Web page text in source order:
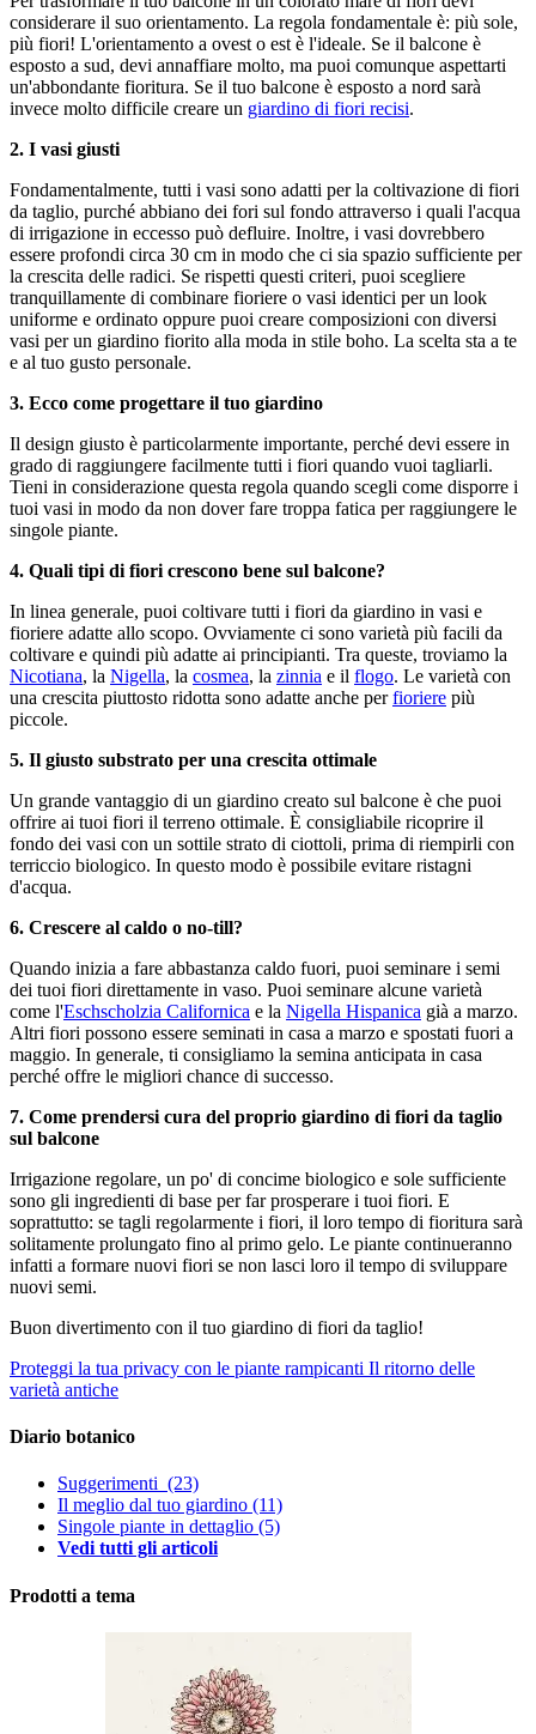
considerare il suo orientamento. La regola fondamentale è: più sole,
più fiori! L'orientamento a ovest o est è l'ideale. Se il balcone è
esposto a sud, devi annaffiare molto, ma puoi comunque aspettarti
un'abbondante fioritura. Se il tuo balcone è esposto a nord sarà
invece molto difficile creare un giardino di fiori recisi.
2. I vasi giusti
Fondamentalmente, tutti i vasi sono adatti per la coltivazione di fiori
da taglio, purché abbiano dei fori sul fondo attraverso i quali l'acqua
di irrigazione in eccesso può defluire. Inoltre, i vasi dovrebbero
essere profondi circa 30 cm in modo che ci sia spazio sufficiente per
la crescita delle radici. Se rispetti questi criteri, puoi scegliere
tranquillamente di combinare fioriere o vasi identici per un look
uniforme e ordinato oppure puoi creare composizioni con diversi
vasi per un giardino fiorito alla moda in stile boho. La scelta sta a te
e al tuo gusto personale.
3. Ecco come progettare il tuo giardino
Il design giusto è particolarmente importante, perché devi essere in
grado di raggiungere facilmente tutti i fiori quando vuoi tagliarli.
Tieni in considerazione questa regola quando scegli come disporre i
tuoi vasi in modo da non dover fare troppa fatica per raggiungere le
singole piante.
4. Quali tipi di fiori crescono bene sul balcone?
In linea generale, puoi coltivare tutti i fiori da giardino in vasi e
fioriere adatte allo scopo. Ovviamente ci sono varietà più facili da
coltivare e quindi più adatte ai principianti. Tra queste, troviamo la
Nicotiana, la Nigella, la cosmea, la zinnia e il flogo. Le varietà con
una crescita piuttosto ridotta sono adatte anche perfioriere più
piccole.
5. Il giusto substrato per una crescita ottimale
Un grande vantaggio di un giardino creato sul balcone è che puoi
offrire ai tuoi fiori il terreno ottimale. È consigliabile ricoprire il
fondo dei vasi con un sottile strato di ciottoli, prima di riempirli con
terriccio biologico. In questo modo è possibile evitare ristagni
d'acqua.
6. Crescere al caldo o no-till?
Quando inizia a fare abbastanza caldo fuori, puoi seminare i semi
dei tuoi fiori direttamente in vaso. Puoi seminare alcune varietà
come l'Eschscholzia Californica e la Nigella Hispanica già a marzo.
Altri fiori possono essere seminati in casa a marzo e spostati fuori a
maggio. In generale, ti consigliamo la semina anticipata in casa
perché offre le migliori chance di successo.
7. Come prendersi cura del proprio giardino di fiori da taglio
sul balcone
Irrigazione regolare, un po' di concime biologico e sole sufficiente
sono gli ingredienti di base per far prosperare i tuoi fiori. E
soprattutto: se tagli regolarmente i fiori, il loro tempo di fioritura sarà
solitamente prolungato fino al primo gelo. Le piante continueranno
infatti a formare nuovi fiori se non lasci loro il tempo di sviluppare
nuovi semi.
Buon divertimento con il tuo giardino di fiori da taglio!
Proteggi la tua privacy con le piante rampicanti Il ritorno delle
varietà antiche
Diario botanico
Suggerimenti (23)
Il meglio dal tuo giardino (11)
Singole piante in dettaglio (5)
Vedi tutti gli articoli
Prodotti a tema